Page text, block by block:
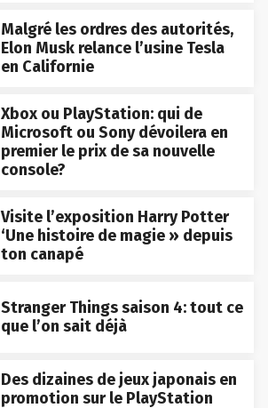
Malgré les ordres des autorités,
Elon Musk relance l’usine Tesla
en Californie
Xbox ou PlayStation: qui de
Microsoft ou Sony dévoilera en
premier le prix de sa nouvelle
console?
Visite l’exposition Harry Potter
‘Une histoire de magie » depuis
ton canapé
Stranger Things saison 4: tout ce
que l’on sait déjà
Des dizaines de jeux japonais en
promotion sur le PlayStation